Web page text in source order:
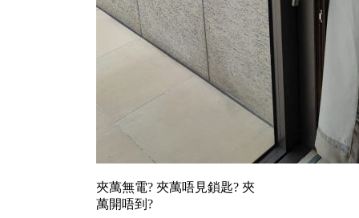
夾萬無電? 夾萬唔見鎖匙? 夾
萬開唔到?